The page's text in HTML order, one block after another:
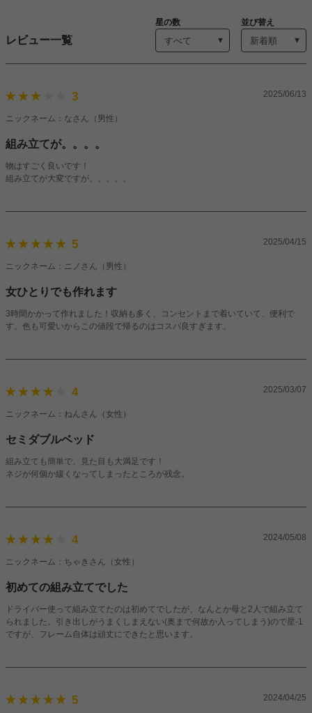
レビュー一覧
星の数 並び替え
3 2025/06/13
ニックネーム：なさん（男性）
組み立てが。。。。
物はすごく良いです！
組み立てが大変ですが。。。。。
5 2025/04/15
ニックネーム：ニノさん（男性）
女ひとりでも作れます
3時間かかって作れました！収納も多く、コンセントまで着いていて、便利で
す。色も可愛いからこの値段で帰るのはコスパ良すぎます。
4 2025/03/07
ニックネーム：ねんさん（女性）
セミダブルベッド
組み立ても簡単で、見た目も大満足です！
ネジが何個か緩くなってしまったところが残念。
4 2024/05/08
ニックネーム：ちゃきさん（女性）
初めての組み立てでした
ドライバー使って組み立てたのは初めてでしたが、なんとか母と2人で組み立て
られました。引き出しがうまくしまえない(奥まで何故か入ってしまう)ので星-1
ですが、フレーム自体は頑丈にできたと思います。
5 2024/04/25